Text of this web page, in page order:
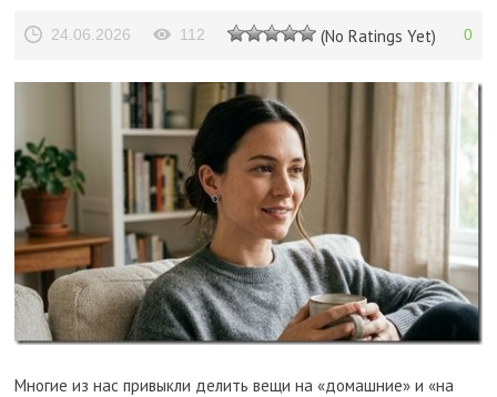
24.06.2026 112 (No Ratings Yet) 0
Многие из нас привыкли делить вещи на «домашние» и «на